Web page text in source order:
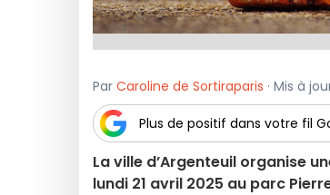
Par Caroline de Sortiraparis · Mis à
Plus de positif dans votre fil
La ville d’Argenteuil organise
lundi 21 avril 2025 au parc